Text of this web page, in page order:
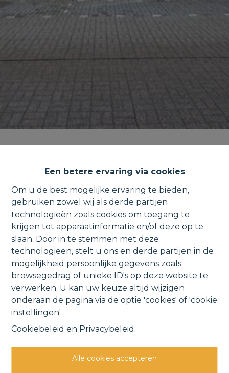
Een betere ervaring via cookies
Om u de best mogelijke ervaring te bieden,
gebruiken zowel wij als derde partijen
technologieën zoals cookies om toegang te
krijgen tot apparaatinformatie en/of deze op te
slaan. Door in te stemmen met deze
technologieën, stelt u ons en derde partijen in de
mogelijkheid persoonlijke gegevens zoals
browsegedrag of unieke ID's op deze website te
verwerken. U kan uw keuze altijd wijzigen
onderaan de pagina via de optie 'cookies' of 'cookie
instellingen'.
Cookiebeleid en Privacybeleid .
Alle cookies accepteren
Gerenoveerd duplex-
appartement met terras in het
centrum.
Mechelseweg 203, 1880 Kapelle-op-den-Bos
VERHUURD
Vorige